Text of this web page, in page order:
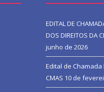
EDITAL DE
DOS DIREITOS DA
junho de 2026
Edital de Chamada
CMAS 10 de